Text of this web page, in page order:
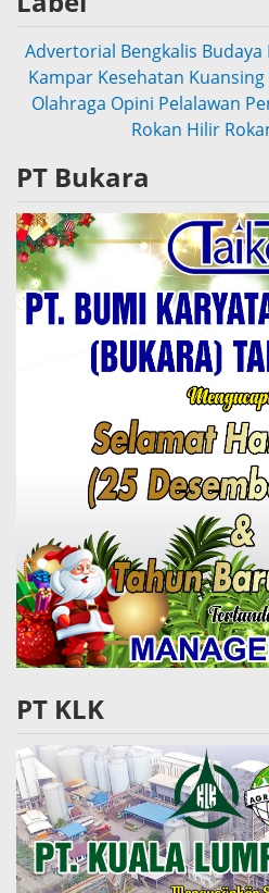
Advertorial Bengkalis Budaya
Kampar Kesehatan Kuansing
Olahraga Opini Pelalawan
Rokan Hilir
PT Bukara
PT KLK